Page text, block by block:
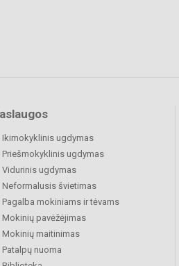
Ikimokyklinis ugdymas
Priešmokyklinis ugdymas
Vidurinis ugdymas
Neformalusis švietimas
Pagalba mokiniams ir tėvams
Mokinių pavėžėjimas
Mokinių maitinimas
Patalpų nuoma